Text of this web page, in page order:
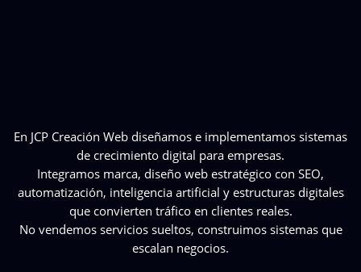
En JCP Creación Web diseñamos e implementamos sistemas
de crecimiento digital para empresas.
Integramos marca, diseño web estratégico con SEO,
automatización, inteligencia artificial y estructuras digitales
que convierten tráfico en clientes reales.
No vendemos servicios sueltos, construimos sistemas que
escalan negocios.